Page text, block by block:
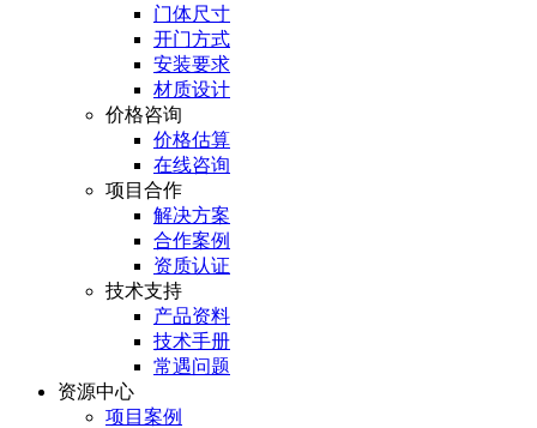
门体尺寸
开门方式
安装要求
材质设计
价格咨询
价格估算
在线咨询
项目合作
解决方案
合作案例
资质认证
技术支持
产品资料
技术手册
常遇问题
资源中心
项目案例